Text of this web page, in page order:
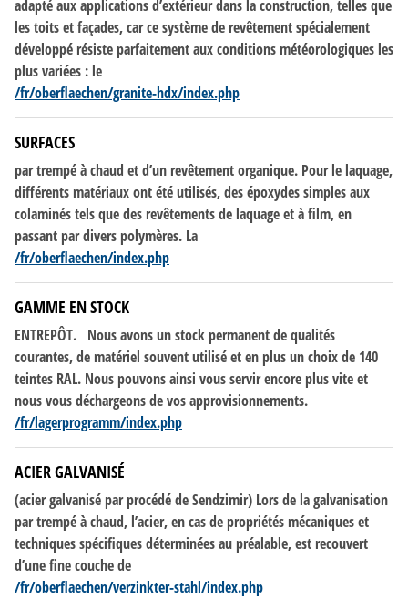
adapté aux applications d’extérieur dans la construction, telles que
les toits et façades, car ce systèmede revêtement spécialement
développé résiste parfaitement aux conditions météorologiques les
plus variées : le
/fr/oberflaechen/granite-hdx/index.php
SURFACES
par trempé à chaud et d’un revêtement organique. Pour le laquage,
différents matériaux ont été utilisés,desépoxydes simples aux
colaminés tels quedes revêtementsde laquage et à film, en
passant par divers polymères. La
/fr/oberflaechen/index.php
GAMME EN STOCK
ENTREPÔT. Nous avons un stock permanentdequalités
courantes,de matériel souvent utilisé et en plus un choixde 140
teintes RAL. Nous pouvons ainsi vous servir encore plus vite et
nous vous déchargeonsdevos approvisionnements.
/fr/lagerprogramm/index.php
ACIER GALVANISÉ
(acier galvanisé par procédédeSendzimir) Lorsde la galvanisation
par trempé à chaud, l’acier, en casde propriétés mécaniques et
techniques spécifiques déterminées au préalable, est recouvert
d’une fine couchede
/fr/oberflaechen/verzinkter-stahl/index.php